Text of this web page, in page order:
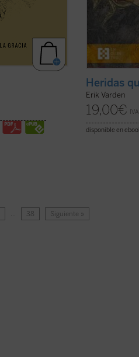
Heridas
Erik Varden
19,00€
disponible en
… 38 Siguiente »